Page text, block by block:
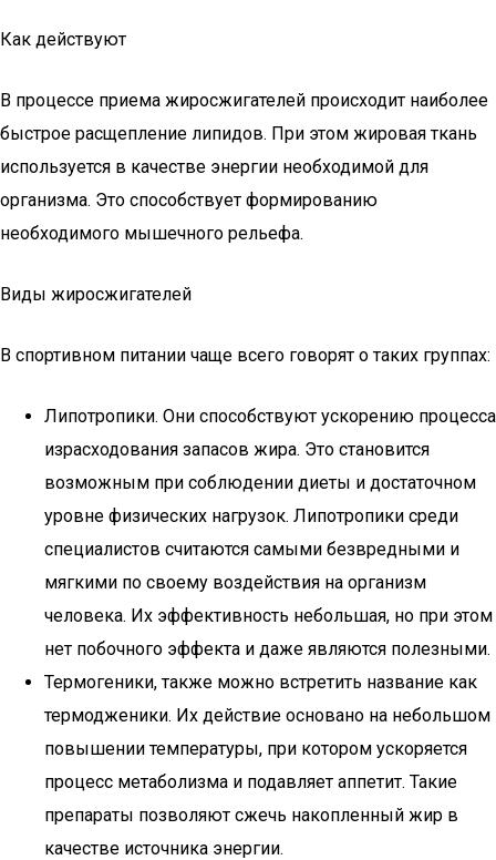
Как действуют
В процессе приема жиросжигателей происходит наиболее
быстрое расщепление липидов. При этом жировая ткань
используется в качестве энергии необходимой для
организма. Это способствует формированию
необходимого мышечного рельефа.
Виды жиросжигателей
В спортивном питании чаще всего говорят о таких группах:
Липотропики. Они способствуют ускорению процесса
израсходования запасов жира. Это становится
возможным при соблюдении диеты и достаточном
уровне физических нагрузок. Липотропики среди
специалистов считаются самыми безвредными и
мягкими по своему воздействия на организм
человека. Их эффективность небольшая, но при этом
нет побочного эффекта и даже являются полезными.
Термогеники, также можно встретить название как
термодженики. Их действие основано на небольшом
повышении температуры, при котором ускоряется
процесс метаболизма и подавляет аппетит. Такие
препараты позволяют сжечь накопленный жир в
качестве источника энергии.